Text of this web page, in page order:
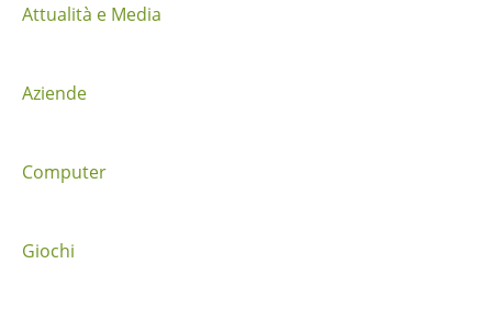
o
n
t
a
Attualità e Media
Aziende
Computer
Giochi